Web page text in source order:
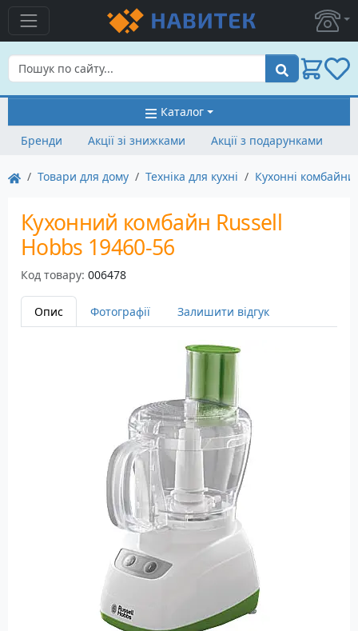
Пошук
Каталог
Бренди
Акції зі знижками Акції з подарунками
Товари для дому Техніка для кухні Кухонні комбайни
Кухонний комбайн Russell
Hobbs 19460-56
Код товару: 006478
Опис Фотографії Залишити відгук